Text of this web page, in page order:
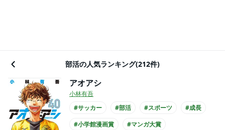
部活の人気ランキング(212件)
アオアシ
小林有吾
#サッカー
#部活 #スポーツ
#成長
#小学館漫画賞
#マンガ大賞